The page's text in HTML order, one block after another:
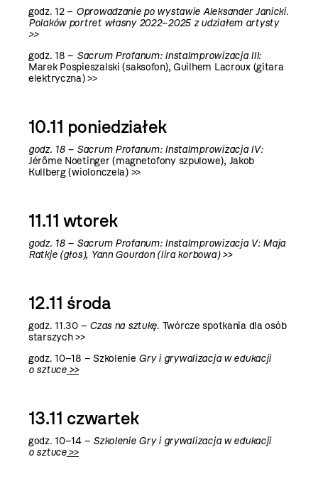
godz. 12 – Oprowadzanie po wystawie Aleksander Janicki.
Polaków portret własny 2022–2025 z udziałem artysty
>>
godz. 18 – Sacrum Profanum: InstaImprowizacja III:
Marek Pospieszalski (saksofon), Guilhem Lacroux (gitara
elektryczna)>>
10.11 poniedziałek
godz. 18 – Sacrum Profanum: InstaImprowizacja IV:
Jérôme Noetinger (magnetofony szpulowe), Jakob
Kullberg (wiolonczela)>>
11.11 wtorek
godz. 18 – Sacrum Profanum: InstaImprowizacja V: Maja
Ratkje (głos), Yann Gourdon (lira korbowa)>>
12.11 środa
godz. 11.30 – Czas na sztukę. Twórcze spotkania dla osób
starszych >>
godz. 10–18 –Szkolenie Gry i grywalizacja w edukacji
o sztuce>>
13.11 czwartek
godz. 10–14 – Szkolenie Gry i grywalizacja w edukacji
o sztuce>>